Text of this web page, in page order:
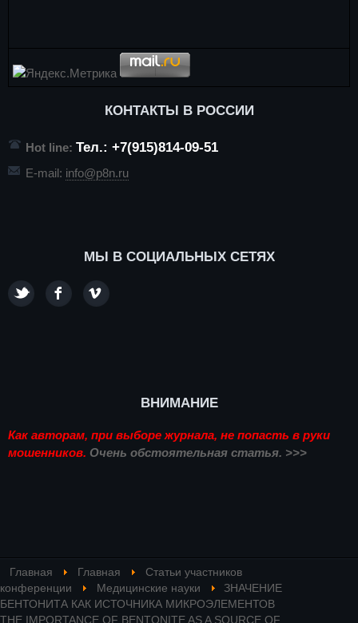
КОНТАКТЫ В РОССИИ
Hot line: Тел.: +7(915)814-09-51
E-mail: info@p8n.ru
МЫ В СОЦИАЛЬНЫХ СЕТЯХ
ВНИМАНИЕ
Как авторам, при выборе журнала, не попасть в руки
мошенников. Очень обстоятельная статья. >>>
Главная Главная
Статьи участников
конференции
Медицинские науки
ЗНАЧЕНИЕ
БЕНТОНИТА КАК ИСТОЧНИКА МИКРОЭЛЕМЕНТОВ
THE IMPORTANCE OF BENTONITE AS A SOURCE OF